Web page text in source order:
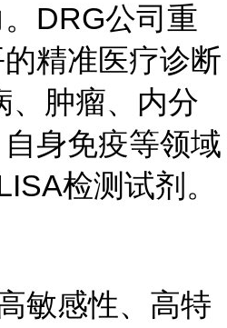
DRG公司重
精准医疗诊断
、肿瘤、内分
身免疫等领域
检测试剂。
敏感性、高特